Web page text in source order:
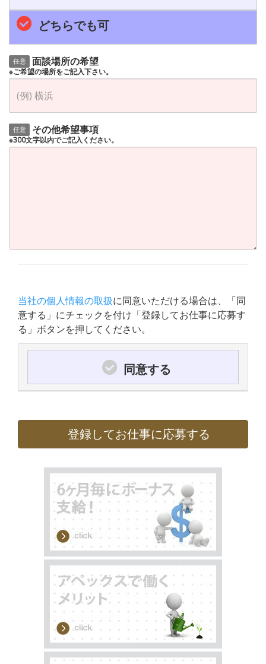
どちらでも可
任意 面談場所の希望
※ご希望の場所をご記入下さい。
任意 その他希望事項
※300文字以内でご記入ください。
当社の個人情報の取扱に同意いただける場合は、「同
意する」にチェックを付け「登録してお仕事に応募す
る」ボタンを押してください。
同意する